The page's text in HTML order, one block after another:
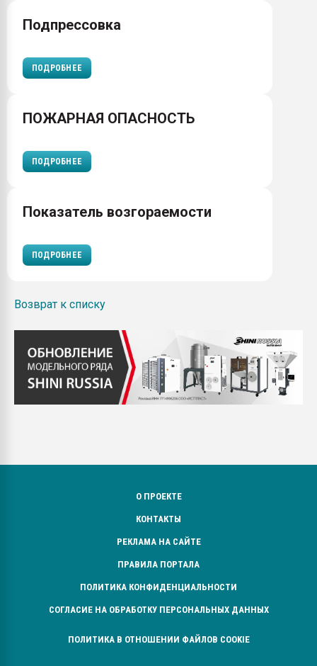
Подпрессовка
ПОДРОБНЕЕ
ПОЖАРНАЯ ОПАСНОСТЬ
ПОДРОБНЕЕ
Показатель возгораемости
ПОДРОБНЕЕ
Возврат к списку
О ПРОЕКТЕ
КОНТАКТЫ
РЕКЛАМА НА САЙТЕ
ПРАВИЛА ПОРТАЛА
ПОЛИТИКА КОНФИДЕНЦИАЛЬНОСТИ
СОГЛАСИЕ НА ОБРАБОТКУ ПЕРСОНАЛЬНЫХ ДАННЫХ
ПОЛИТИКА В ОТНОШЕНИИ ФАЙЛОВ COOKIE